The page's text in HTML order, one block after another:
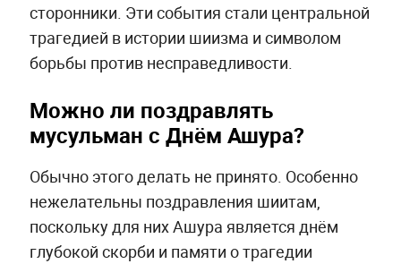
сторонники. Эти события стали центральной
трагедией в истории шиизма и символом
борьбы против несправедливости.
Можно ли поздравлять
мусульман с Днём Ашура?
Обычно этого делать не принято. Особенно
нежелательны поздравления шиитам,
поскольку для них Ашура является днём
глубокой скорби и памяти о трагедии